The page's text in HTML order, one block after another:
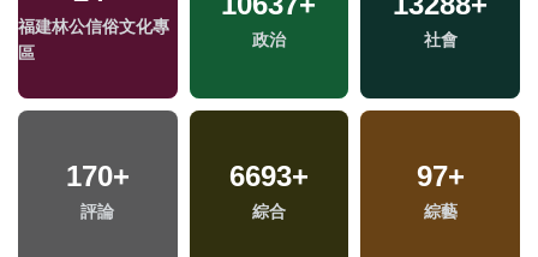
福建林公信俗文化專
區
政治 社會
170+
評論
6693+
綜合
97+
綜藝